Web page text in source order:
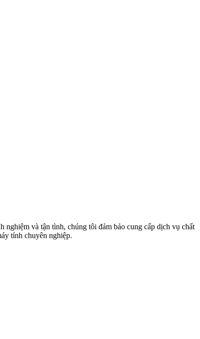
và tận tình, chúng tôi đảm bảo cung cấp dịch vụ chất
tính chuyên nghiệp.